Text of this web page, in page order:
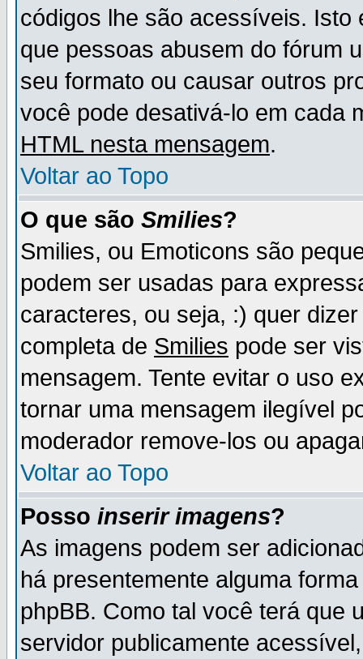
códigos lhe são acessíveis.
que pessoas abusem do fórum
seu formato ou causar outros
você pode desativá-lo em cada
HTML nesta mensagem.
Voltar ao Topo
O que são Smilies?
Smilies, ou Emoticons são
podem ser usadas para
caracteres, ou seja, :) quer
completa de Smilies pode ser
mensagem. Tente evitar o uso
tornar uma mensagem ilegível
moderador remove-los ou
Voltar ao Topo
Posso inserir imagens?
As imagens podem ser
há presentemente alguma
phpBB. Como tal você terá que
servidor publicamente